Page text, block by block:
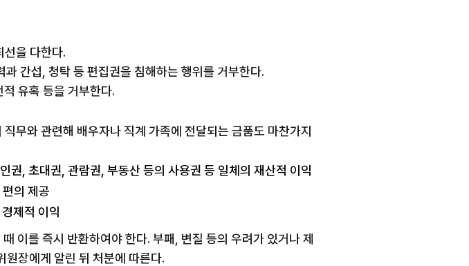
선을 다한다.
간섭, 청탁 등 편집권을 침해하는 행위를 거부한다.
유혹 등을 거부한다.
무와 관련해 배우자나 직계 가족에 전달되는 금품도 마찬가지
, 초대권, 관람권, 부동산 등의 사용권 등 일체의 재산적 이익
의 제공
제적 이익
이를 즉시 반환하여야 한다. 부패, 변질 등의 우려가 있거나 제
원장에게 알린 뒤 처분에 따른다.